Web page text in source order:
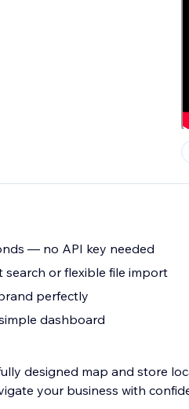
— no API key needed
search or flexible file import
perfectly
dashboard
designed map and store
your business with